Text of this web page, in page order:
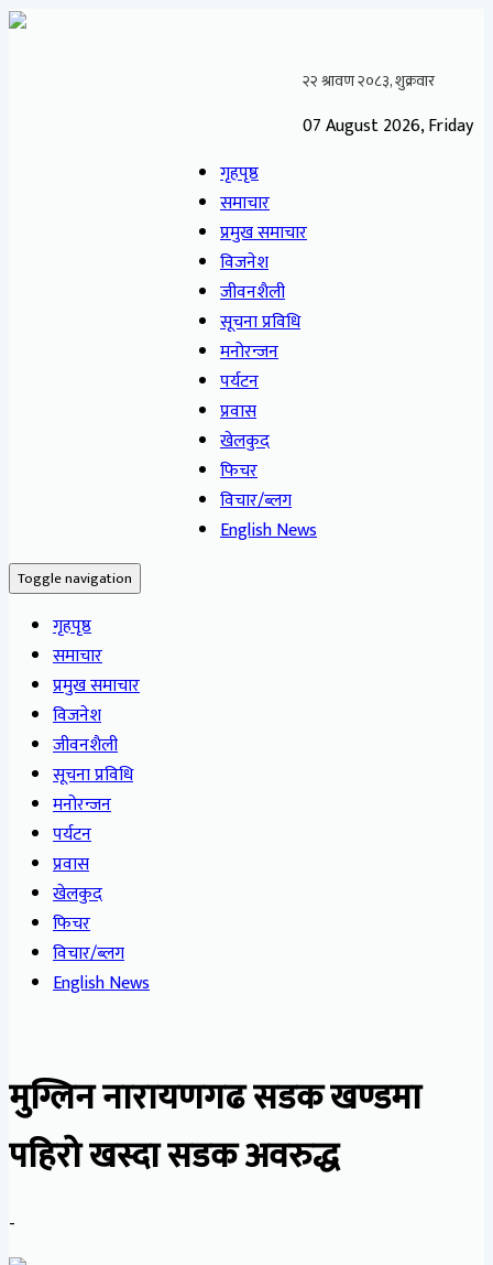
07 August 2026, Friday
गृहपृष्ठ
समाचार
प्रमुख समाचार
विजनेश
जीवनशैली
सूचना प्रविधि
मनोरन्जन
पर्यटन
प्रवास
खेलकुद
फिचर
विचार/ब्लग
English News
Toggle navigation
गृहपृष्ठ
समाचार
प्रमुख समाचार
विजनेश
जीवनशैली
सूचना प्रविधि
मनोरन्जन
पर्यटन
प्रवास
खेलकुद
फिचर
विचार/ब्लग
English News
मुग्लिन नारायणगढ सडक खण्डमा
पहिरो खस्दा सडक अवरुद्ध
-